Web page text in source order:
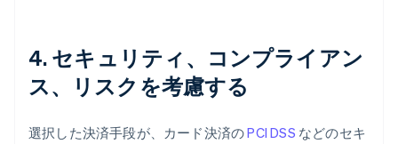
4. セキュリティ、コンプライアン
ス、リスクを考慮する
選択した決済手段が、カード決済のPCI DSS などのセキ